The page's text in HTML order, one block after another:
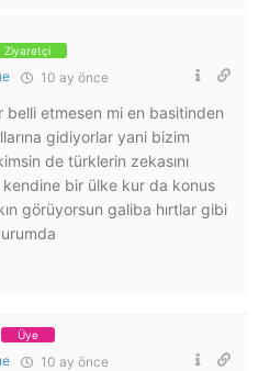
Ziyaretçi
10 ay önce
belli etmesen mi en basitinden
gidiyorlar yani bizim
de türklerin zekasını
kendine bir ülke kur da konus
görüyorsun galiba hırtlar gibi
Üye
10 ay önce